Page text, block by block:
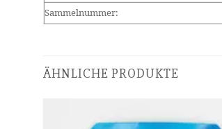
Sammelnummer:
ÄHNLICHE PRODUKTE